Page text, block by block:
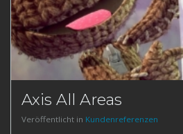
Axis All Areas
Veröffentlicht in Kundenreferenzen